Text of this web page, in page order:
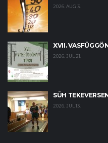
2026. AUG 3.
XVII.
2026. JUL 21.
SÜH
2026. JUL 13.